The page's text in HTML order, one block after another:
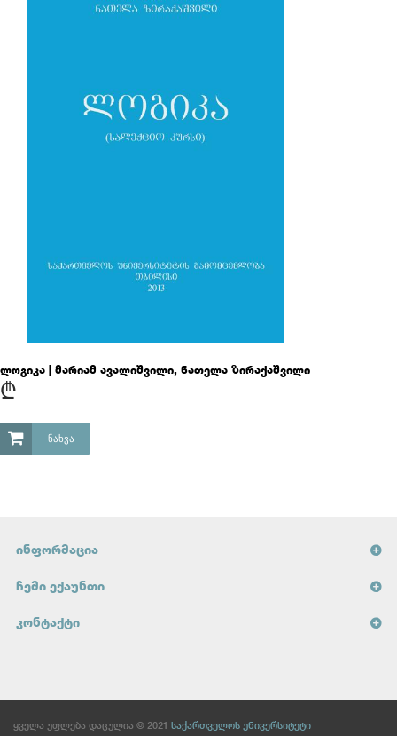
ლოგიკა | მარიამ ავალიშვილი, ნათელა ზირაქაშვილი
₾
ᲜᲐᲮᲕᲐ
ᲘᲜᲤᲝᲠᲛᲐᲪᲘᲐ
ყველა უფლება დაცულია © 2021 საქართველოს უნივერსიტეტი
ᲩᲔᲛᲘ ᲔᲥᲐᲣᲜᲗᲘ
ᲙᲝᲜᲢᲐᲥᲢᲘ